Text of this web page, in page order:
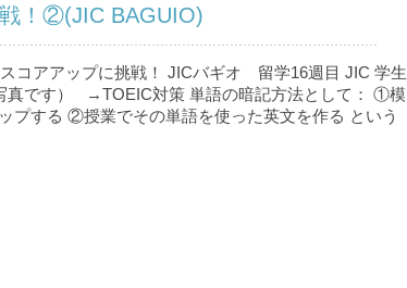
！②(JIC BAGUIO)
コアアップに挑戦！ JICバギオ 留学16週目 JIC 学生
真です） →TOEIC対策 単語の暗記方法として： ①模
プする ②授業でその単語を使った英文を作る という